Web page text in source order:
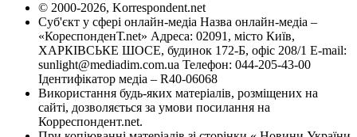
© 2000-2026, Korrespondent.net
Суб'єкт у сфері онлайн-медіа Назва онлайн-медіа –
«КореспонденТ.net» Адреса: 02091, місто Київ,
ХАРКІВСЬКЕ ШОСЕ, будинок 172-Б, офіс 208/1 E-mail:
sunlight@mediadim.com.ua Телефон: 044-205-43-00
Ідентифікатор медіа – R40-06068
Використання будь-яких матеріалів, розміщених на
сайті, дозволяється за умови посилання на
Корреспондент.net.